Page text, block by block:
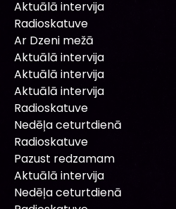
Aktuālā intervija
Radioskatuve
Ar Dzeni mežā
Aktuālā intervija
Aktuālā intervija
Aktuālā intervija
Radioskatuve
Nedēļa ceturtdienā
Radioskatuve
Pazust redzamam
Aktuālā intervija
Nedēļa ceturtdienā